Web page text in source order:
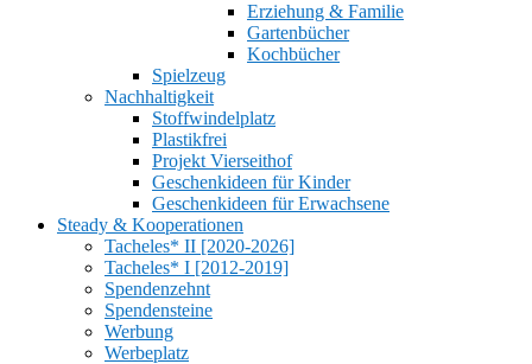
Erziehung & Familie
Gartenbücher
Kochbücher
Spielzeug
Nachhaltigkeit
Stoffwindelplatz
Plastikfrei
Projekt Vierseithof
Geschenkideen für Kinder
Geschenkideen für Erwachsene
Steady & Kooperationen
Tacheles* II [2020-2026]
Tacheles* I [2012-2019]
Spendenzehnt
Spendensteine
Werbung
Werbeplatz